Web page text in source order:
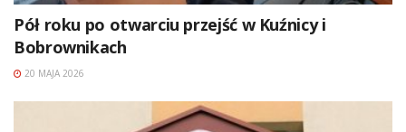
Pół roku po otwarciu przejść w Kuźnicy i
Bobrownikach
20 MAJA 2026